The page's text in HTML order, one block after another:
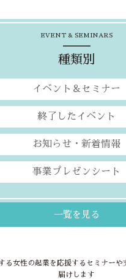
EVENT & SEMINARS
種類別
イベント＆セミナー
終了したイベント
お知らせ・新着情報
事業プレゼンシート
一覧を見る
る女性の起業を応援するセミナーや
届けします